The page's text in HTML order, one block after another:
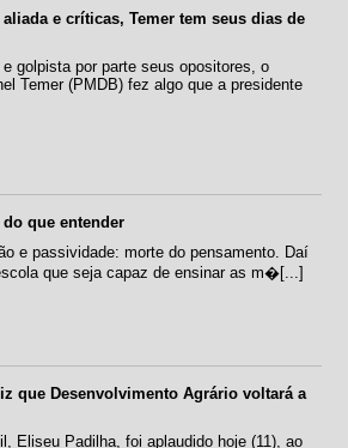
e críticas, Temer tem seus dias de
golpista por parte seus opositores, o
Temer (PMDB) fez algo que a presidente
que entender
e passividade: morte do pensamento. Daí
que seja capaz de ensinar as m�[...]
que Desenvolvimento Agrário voltará a
Eliseu Padilha, foi aplaudido hoje (11), ao